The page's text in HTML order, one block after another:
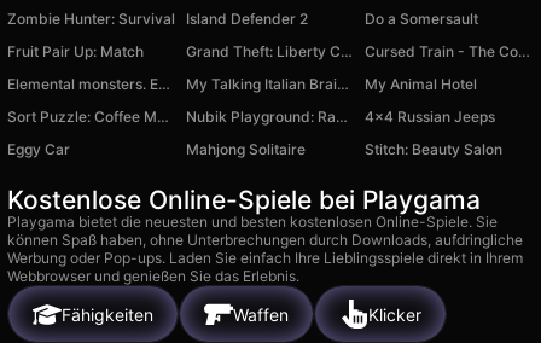
Zombie Hunter: Survival Island Defender 2
Do a Somersault
Fruit Pair Up: Match
Grand Theft: Liberty City 3D
Cursed Train - The Conductor Simulator
Elemental monsters. Evolution
My Talking Italian Brainrot: Virtual Pet for Kids
My Animal Hotel
Sort Puzzle: Coffee Match Rush
Nubik Playground: Ragdoll Sandbox
4x4 Russian Jeeps
Eggy Car
Mahjong Solitaire Stitch: Beauty Salon
Kostenlose Online-Spiele bei Playgama
Playgama bietet die neuesten und besten kostenlosen Online-Spiele. Sie
können Spaß haben, ohne Unterbrechungen durch Downloads, aufdringliche
Werbung oder Pop-ups. Laden Sie einfach Ihre Lieblingsspiele direkt in Ihrem
Webbrowser und genießen Sie das Erlebnis.
Fähigkeiten Waffen Klicker